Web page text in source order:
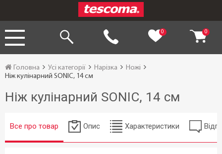
0 0
Головна Усі категорії Нарізка
Ножі
Ніж кулінарний SONIC, 14 см
Ніж кулінарний SONIC, 14 см
Все про товар Опис Характеристики